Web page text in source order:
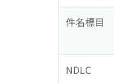
件名標目
NDLC